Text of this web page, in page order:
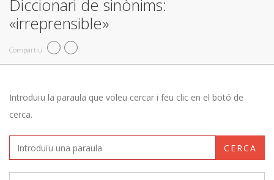
Diccionari de sinònims:
«irreprensible»
Compartiu
Introduïu la paraula que voleu cercar i feu clic en el botó de
cerca.
CERCA